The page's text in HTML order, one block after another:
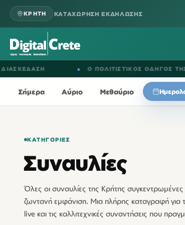
ΚΡΗΤΗ ΚΑΤΑΧΩΡΗΣΗ ΕΚΔΗΛΩΣΗΣ
● Ο ΠΟΛΙΤΙΣΤΙΚΟΣ ΟΔΗΓΟΣ ΤΗΣ ΚΡΗΤΗΣ
Σήμερα Αύριο Μεθαύριο
ΚΑΤΗΓΟΡΊΕΣ
Συναυλίες
Όλες οι συναυλίες της Κρήτης συγκεντρωμένες
ζωντανή εμφάνιση. Μια πλήρης καταγραφή για
live και τις καλλιτεχνικές συναντήσεις που